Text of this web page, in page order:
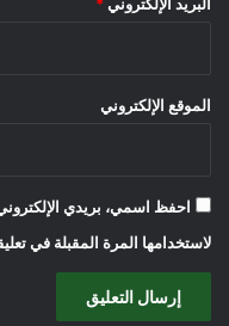
الموقع الإلكتروني
احفظ اسمي، بريدي
لاستخدامها المرة المقبلة في